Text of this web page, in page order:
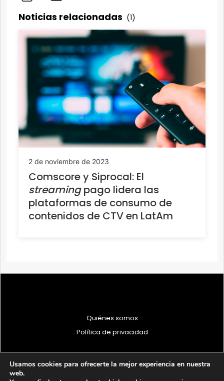
Noticias relacionadas (1)
2 de noviembre de 2023
Comscore y Siprocal: El
streamingpago lidera las
plataformas de consumo de
contenidos de CTV en LatAm
Quiénes somos
Política de privacidad
Usamos cookies para ofrecerte la mejor experiencia en nuestra
web.